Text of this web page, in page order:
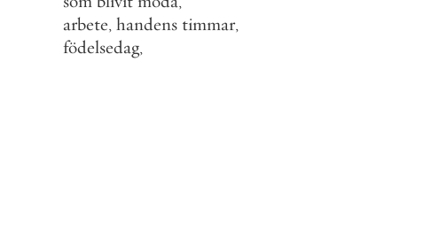
arbete, handens timmar,
födelsedag,